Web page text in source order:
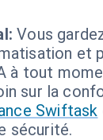
Vous
et
à tout
sur la
Swiftask
sécurité.